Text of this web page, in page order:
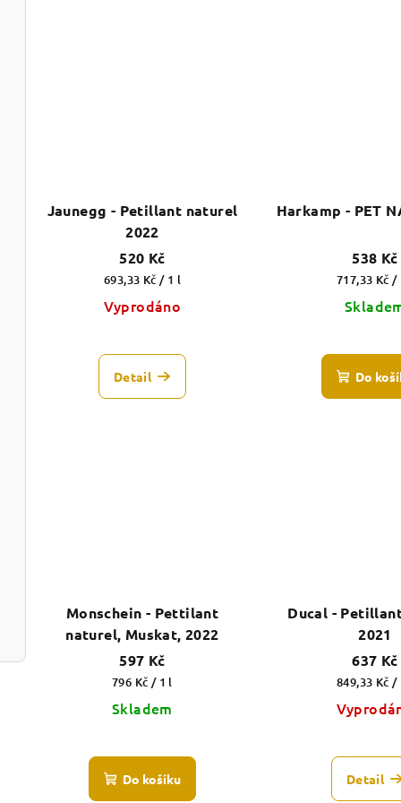
Jaunegg - Petillant naturel
2022
520 Kč
Měrná
cena:
693,33 Kč / 1 l
Vyprodáno
Detail
Harkamp - PET
538 Kč
Měrná
cena:
717,33 Kč /
Do
Monschein - Pettilant
naturel, Muskat, 2022
597 Kč
Měrná
cena:
796 Kč / 1 l
Skladem
Do košíku
Ducal -
2021
637 Kč
Měrná
cena:
849,33 Kč /
Detail